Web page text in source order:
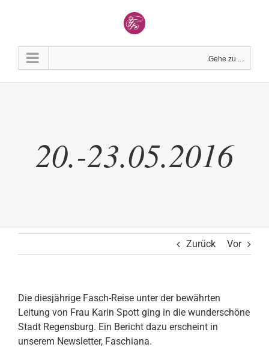
Gehe zu ...
20.-23.05.2016
Zurück Vor
Die diesjährige Fasch-Reise unter der bewährten
Leitung von Frau Karin Spott ging in die wunderschöne
Stadt Regensburg. Ein Bericht dazu erscheint in
unserem Newsletter, Faschiana.